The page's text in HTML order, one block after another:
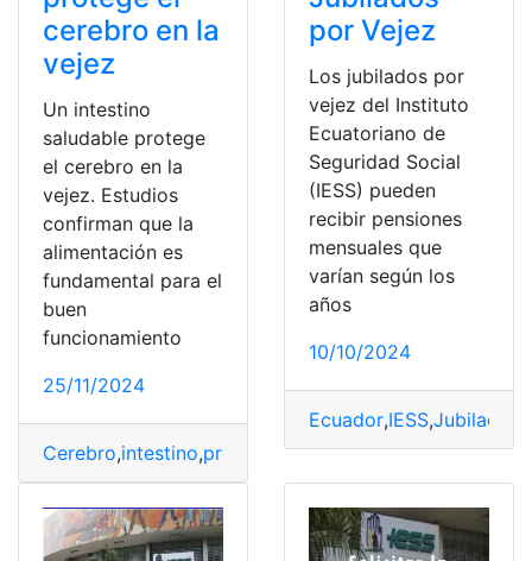
cerebro en la
vejez
Un intestino
saludable protege
el cerebro en la
vejez. Estudios
confirman que la
alimentación es
fundamental para el
buen
funcionamiento
25/11/2024
Cerebro,intestino,protege Saludable,Vejez
por Vejez
Los jubilados por
vejez del Instituto
Ecuatoriano de
Seguridad Social
(IESS) pueden
recibir pensiones
mensuales que
varían según los
años
10/10/2024
Ecuador,IESS,Jubilados